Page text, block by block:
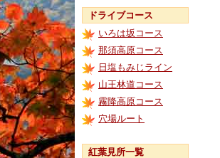
ドライブコース
いろは坂コース
那須高原コース
日塩もみじライン
山王林道コース
霧降高原コース
穴場ルート
紅葉見所一覧